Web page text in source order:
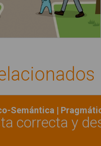
Semántica |
correcta y